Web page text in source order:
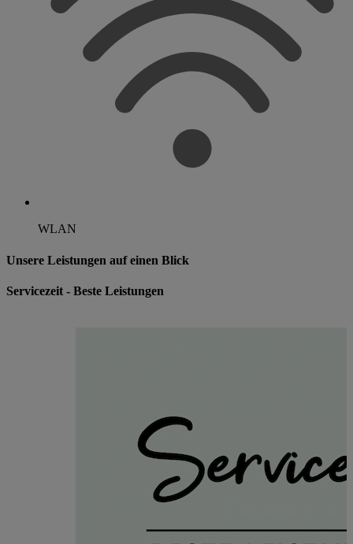
WLAN
Unsere Leistungen auf einen Blick
Servicezeit - Beste Leistungen